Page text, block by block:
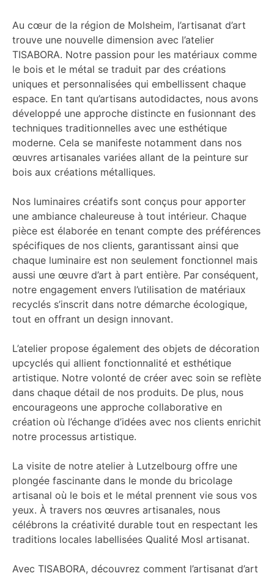
Au cœur de la région de Molsheim, l’artisanat d’art
trouve une nouvelle dimension avec l’atelier
TISABORA. Notre passion pour les matériaux comme
le bois et le métal se traduit par des créations
uniques et personnalisées qui embellissent chaque
espace. En tant qu’artisans autodidactes, nous avons
développé une approche distincte en fusionnant des
techniques traditionnelles avec une esthétique
moderne. Cela se manifeste notamment dans nos
œuvres artisanales variées allant de la peinture sur
bois aux créations métalliques.
Nos luminaires créatifs sont conçus pour apporter
une ambiance chaleureuse à tout intérieur. Chaque
pièce est élaborée en tenant compte des préférences
spécifiques de nos clients, garantissant ainsi que
chaque luminaire est non seulement fonctionnel mais
aussi une œuvre d’art à part entière. Par conséquent,
notre engagement envers l’utilisation de matériaux
recyclés s’inscrit dans notre démarche écologique,
tout en offrant un design innovant.
L’atelier propose également des objets de décoration
upcyclés qui allient fonctionnalité et esthétique
artistique. Notre volonté de créer avec soin se reflète
dans chaque détail de nos produits. De plus, nous
encourageons une approche collaborative en
création où l’échange d’idées avec nos clients enrichit
notre processus artistique.
La visite de notre atelier à Lutzelbourg offre une
plongée fascinante dans le monde du bricolage
artisanal où le bois et le métal prennent vie sous vos
yeux. À travers nos œuvres artisanales, nous
célébrons la créativité durable tout en respectant les
traditions locales labellisées Qualité Mosl artisanat.
Avec TISABORA, découvrez comment l’artisanat d’art